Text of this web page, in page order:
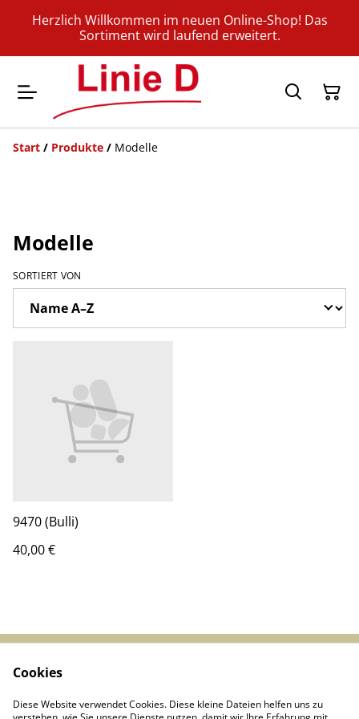
Herzlich Willkommen im neuen Online-Shop! Das
Sortiment wird laufend erweitert.
Start / Produkte / Modelle
Modelle
SORTIERT VON
9470 (Bulli)
40,00 €
Cookie-Richtlinie
Cookies
Diese Website verwendet Cookies. Diese kleine Dateien helfen uns zu